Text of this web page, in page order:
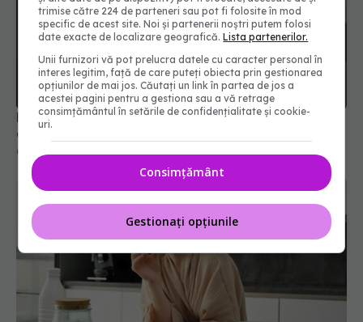
Dr. Vlad Ciurea, semnal de alarmă. Alimentul care
distruge creierul: De aici apare AVC-ul
08 mar 2026, 20:03
Ce se întâmplă în creier dacă mănânci acest
aliment de cinci ori pe săptămână după 65 de ani
trimise către 224 de parteneri sau pot fi folosite în mod
specific de acest site. Noi și partenerii noștri putem folosi
date exacte de localizare geografică.Lista partenerilor.
Unii furnizori vă pot prelucra datele cu caracter personal în
interes legitim, față de care puteți obiecta prin gestionarea
opțiunilor de mai jos. Căutați un link în partea de jos a
acestei pagini pentru a gestiona sau a vă retrage
consimțământul în setările de confidențialitate și cookie-
uri.
Consimțământ
Gestionați opțiunile